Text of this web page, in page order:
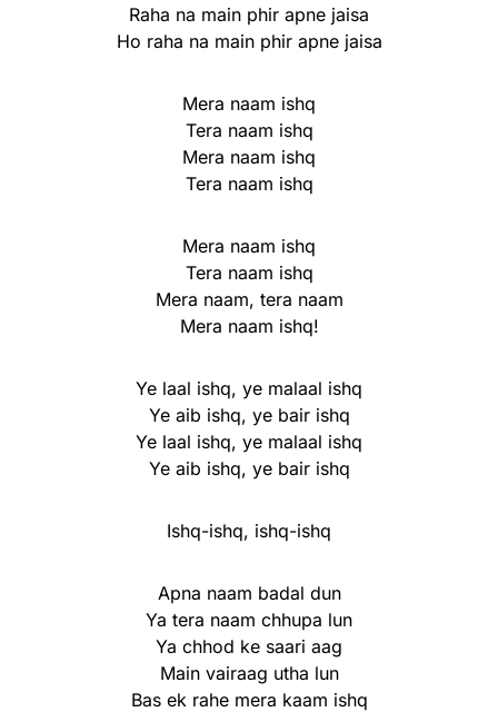
Raha na main phir apne jaisa
Ho raha na main phir apne jaisa
Mera naam ishq
Tera naam ishq
Mera naam ishq
Tera naam ishq
Mera naam ishq
Tera naam ishq
Mera naam, tera naam
Mera naam ishq!
Ye laal ishq, ye malaal ishq
Ye aib ishq, ye bair ishq
Ye laal ishq, ye malaal ishq
Ye aib ishq, ye bair ishq
Ishq-ishq, ishq-ishq
Apna naam badal dun
Ya tera naam chhupa lun
Ya chhod ke saari aag
Main vairaag utha lun
Bas ek rahe mera kaam ishq